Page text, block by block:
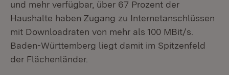
und mehr verfügbar, über 67 Prozent der
Haushalte haben Zugang zu Internetanschlüssen
mit Downloadraten von mehr als 100 MBit/s.
Baden-Württemberg liegt damit im Spitzenfeld
der Flächenländer.